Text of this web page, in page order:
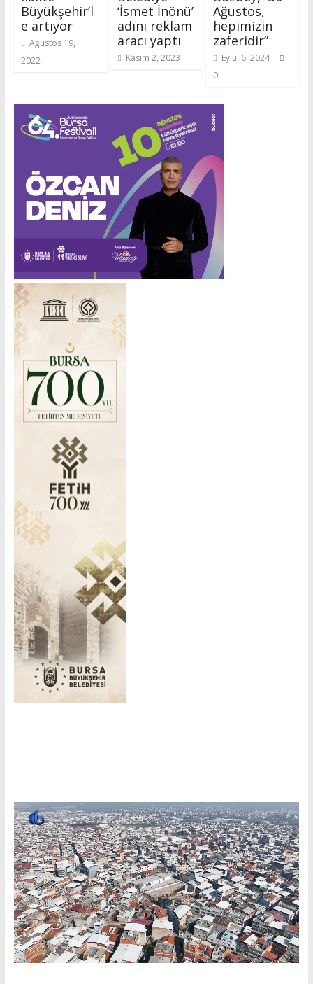
Büyükşehir’l
e artıyor
Ağustos 19,
2022
‘İsmet İnönü’
adını reklam
aracı yaptı
Kasım 2, 2023
Ağustos,
hepimizin
zaferidir”
Eylül 6, 2024
0